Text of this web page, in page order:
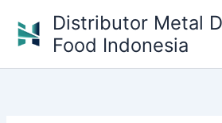
content
Distributor Metal
Food Indonesia